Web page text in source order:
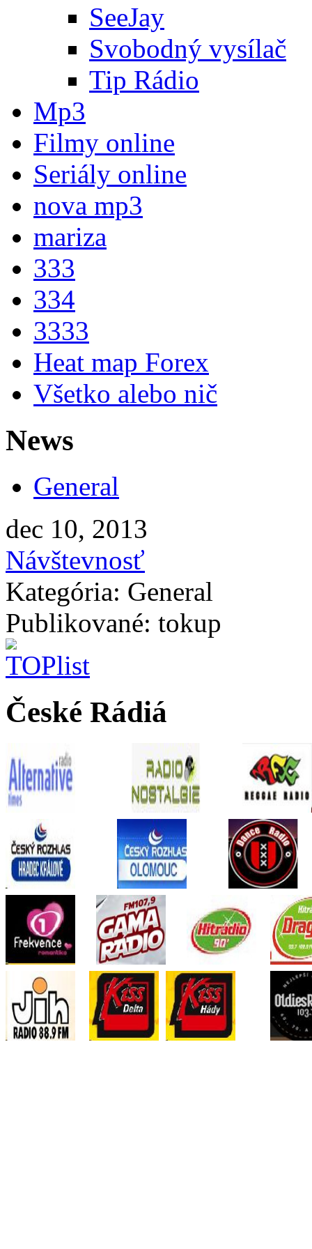
SeeJay
Svobodný vysílač
Tip Rádio
Mp3
Filmy online
Seriály online
nova mp3
mariza
333
334
3333
Heat map Forex
Všetko alebo nič
News
General
dec 10, 2013
Návštevnosť
Kategória: General
Publikované: tokup
České Rádiá